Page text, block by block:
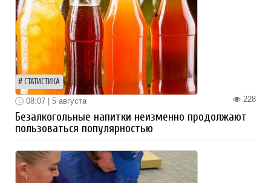
СТАТИСТИКА
228
08:07 | 5 августа
Безалкогольные напитки неизменно продолжают
пользоваться популярностью